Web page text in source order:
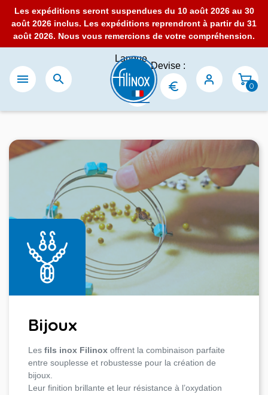
Les expéditions seront suspendues du 10 août 2026 au 30
août 2026 inclus. Les expéditions reprendront à partir du 31
août 2026. Nous vous remercions de votre compréhension.
 
Langue
:
Devise :
0
Bijoux
Les fils inox Filinox offrent la combinaison parfaite
entre souplesse et robustesse pour la création de
bijoux.
Leur finition brillante et leur résistance à l’oxydation